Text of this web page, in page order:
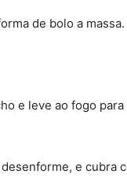
de bolo a massa.
e leve ao fogo
e cubra